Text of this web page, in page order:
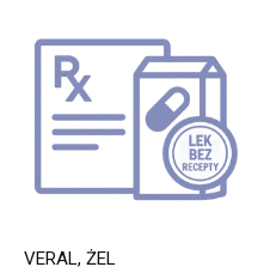
VERAL, ŻEL